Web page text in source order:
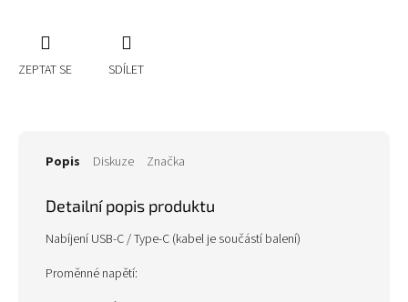
ZEPTAT SE SDÍLET
Popis Diskuze Značka
Detailní popis produktu
Nabíjení USB-C / Type-C (kabel je součástí balení)
Proměnné napětí: